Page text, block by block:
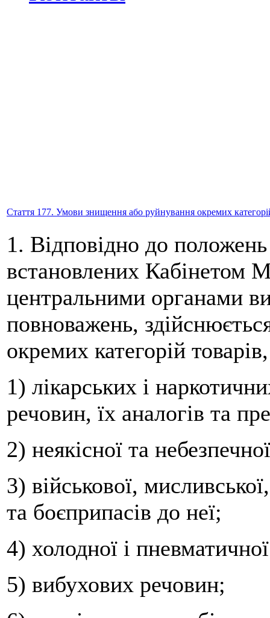
Стаття 177. Умови знищення або руйнування окремих
1. Відповідно до
встановлених Кабінетом
центральними органами
повноважень,
окремих категорій
1) лікарських і
речовин, їх аналогів та
2) неякісної та
3) військової,
та боєприпасів до неї;
4) холодної і
5) вибухових речовин;